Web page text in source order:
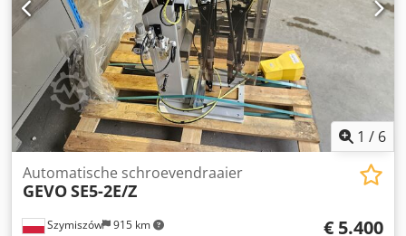
1 / 6
Szymiszów 915 km
Automatische schroevendraaier
GEVOSE5-2E/Z
€ 5.400